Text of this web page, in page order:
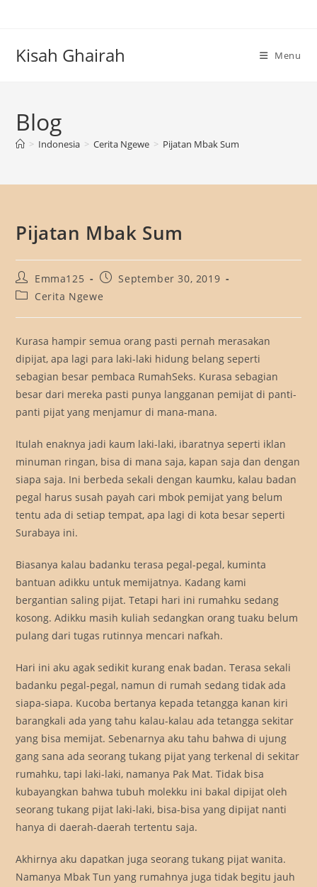
Kisah Ghairah Menu
Blog
> Indonesia > Cerita Ngewe > Pijatan Mbak Sum
Pijatan Mbak Sum
Post
author:
Emma125
PostSeptember 30, 2019
PostCerita Ngewe
Kurasa hampir semua orang pasti pernah merasakan
dipijat, apa lagi para laki-laki hidung belang seperti
sebagian besar pembaca RumahSeks. Kurasa sebagian
besar dari mereka pasti punya langganan pemijat di panti-
panti pijat yang menjamur di mana-mana.
Itulah enaknya jadi kaum laki-laki, ibaratnya seperti iklan
minuman ringan, bisa di mana saja, kapan saja dan dengan
siapa saja. Ini berbeda sekali dengan kaumku, kalau badan
pegal harus susah payah cari mbok pemijat yang belum
tentu ada di setiap tempat, apa lagi di kota besar seperti
Surabaya ini.
Biasanya kalau badanku terasa pegal-pegal, kuminta
bantuan adikku untuk memijatnya. Kadang kami
bergantian saling pijat. Tetapi hari ini rumahku sedang
kosong. Adikku masih kuliah sedangkan orang tuaku belum
pulang dari tugas rutinnya mencari nafkah.
Hari ini aku agak sedikit kurang enak badan. Terasa sekali
badanku pegal-pegal, namun di rumah sedang tidak ada
siapa-siapa. Kucoba bertanya kepada tetangga kanan kiri
barangkali ada yang tahu kalau-kalau ada tetangga sekitar
yang bisa memijat. Sebenarnya aku tahu bahwa di ujung
gang sana ada seorang tukang pijat yang terkenal di sekitar
rumahku, tapi laki-laki, namanya Pak Mat. Tidak bisa
kubayangkan bahwa tubuh molekku ini bakal dipijat oleh
seorang tukang pijat laki-laki, bisa-bisa yang dipijat nanti
hanya di daerah-daerah tertentu saja.
Akhirnya aku dapatkan juga seorang tukang pijat wanita.
Namanya Mbak Tun yang rumahnya juga tidak begitu jauh